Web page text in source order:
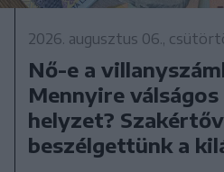
2026. augusztus 06.,
Nő-e a
Mennyire
helyzet?
beszélgettünk a